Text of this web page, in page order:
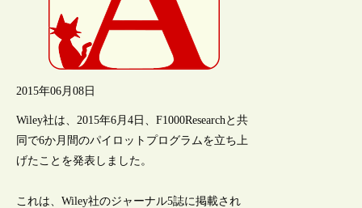
2015年06月08日
Wiley社は、2015年6月4日、F1000Researchと共
同で6か月間のパイロットプログラムを立ち上
げたことを発表しました。
これは、Wiley社のジャーナル5誌に掲載され